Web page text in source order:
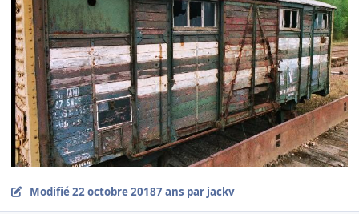
Modifié22 octobre 20187 ans par jackv